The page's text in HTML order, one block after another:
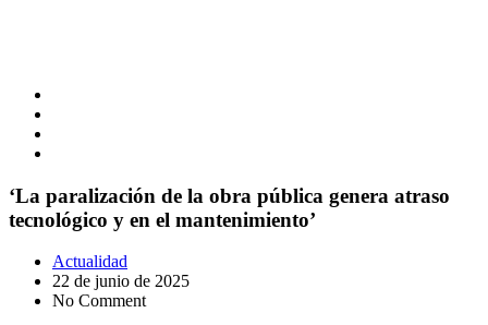
‘La paralización de la obra pública genera atraso
tecnológico y en el mantenimiento’
Actualidad
22 de junio de 2025
No Comment